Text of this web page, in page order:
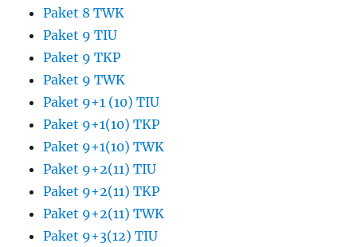
Paket 8 TWK
Paket 9 TIU
Paket 9 TKP
Paket 9 TWK
Paket 9+1 (10) TIU
Paket 9+1(10) TKP
Paket 9+1(10) TWK
Paket 9+2(11) TIU
Paket 9+2(11) TKP
Paket 9+2(11) TWK
Paket 9+3(12) TIU